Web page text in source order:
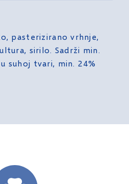
pasterizirano vrhnje,
sirilo. Sadrži min.
suhoj tvari, min. 24%